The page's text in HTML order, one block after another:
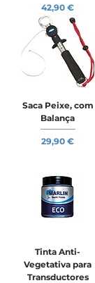
Preço
42,90 €
Saca Peixe, com
Balança
Preço
29,90 €
Tinta Anti-
Vegetativa para
Transductores